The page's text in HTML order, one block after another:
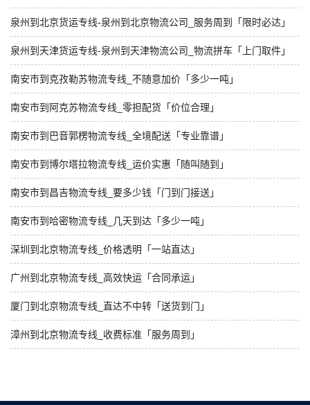
泉州到北京货运专线-泉州到北京物流公司_服务周到「限时必达」
泉州到天津货运专线-泉州到天津物流公司_物流拼车「上门取件」
南安市到克孜勒苏物流专线_不随意加价「多少一吨」
南安市到阿克苏物流专线_零担配货「价位合理」
南安市到巴音郭楞物流专线_全境配送「专业靠谱」
南安市到博尔塔拉物流专线_运价实惠「随叫随到」
南安市到昌吉物流专线_要多少钱「门到门接送」
南安市到哈密物流专线_几天到达「多少一吨」
深圳到北京物流专线_价格透明「一站直达」
广州到北京物流专线_高效快运「合同承运」
厦门到北京物流专线_直达不中转「送货到门」
漳州到北京物流专线_收费标准「服务周到」